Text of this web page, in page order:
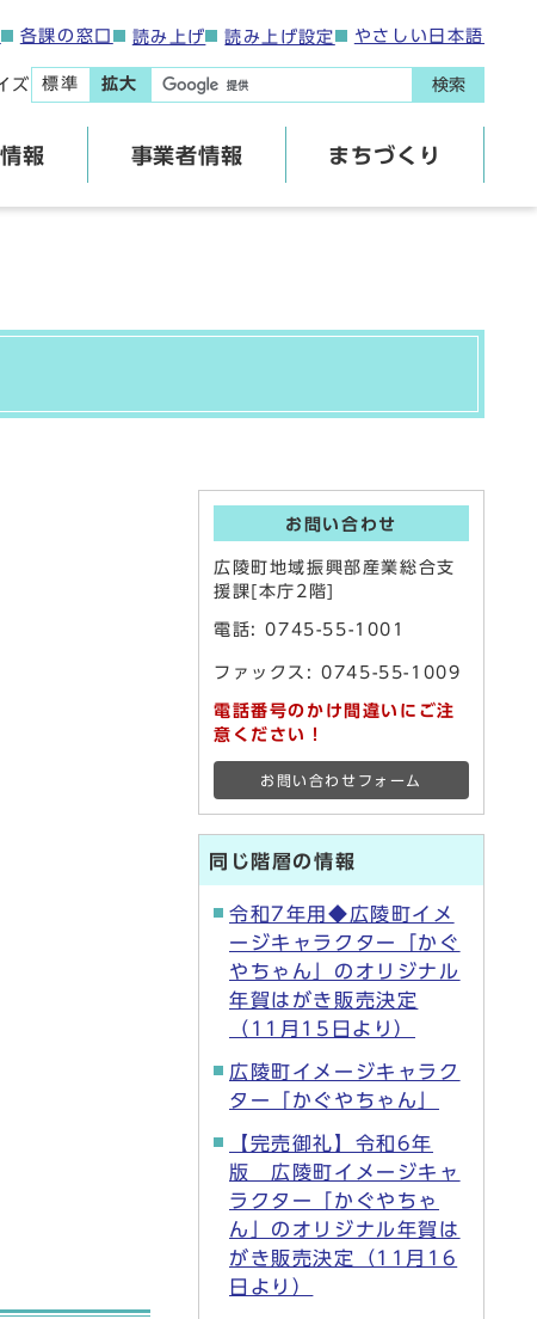
各課の窓口 読み上げ 読み上げ設定 やさしい日本語
ズ 標準 拡大 検索
報 事業者情報 まちづくり
お問い合わせ
広陵町地域振興部産業総合支
援課[本庁2階]
電話:0745-55-1001
ファックス: 0745-55-1009
電話番号のかけ間違いにご注
意ください！
お問い合わせフォーム
同じ階層の情報
令和7年用◆広陵町イメ
ージキャラクター「かぐ
やちゃん」のオリジナル
年賀はがき販売決定
（11月15日より）
広陵町イメージキャラク
ター「かぐやちゃん」
【完売御礼】令和6年
版 広陵町イメージキャ
ラクター「かぐやちゃ
ん」のオリジナル年賀は
がき販売決定（11月16
日より）